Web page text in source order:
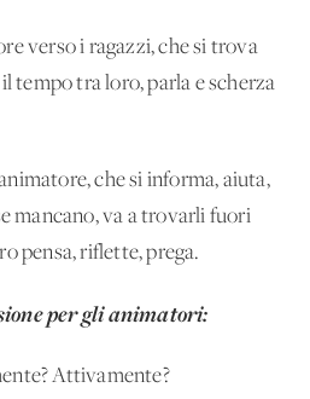
verso i ragazzi, che si trova
tempo tra loro, parla e scherza
che si informa, aiuta,
mancano, va a trovarli fuori
pensa, riflette, prega.
per gli animatori:
Attivamente?